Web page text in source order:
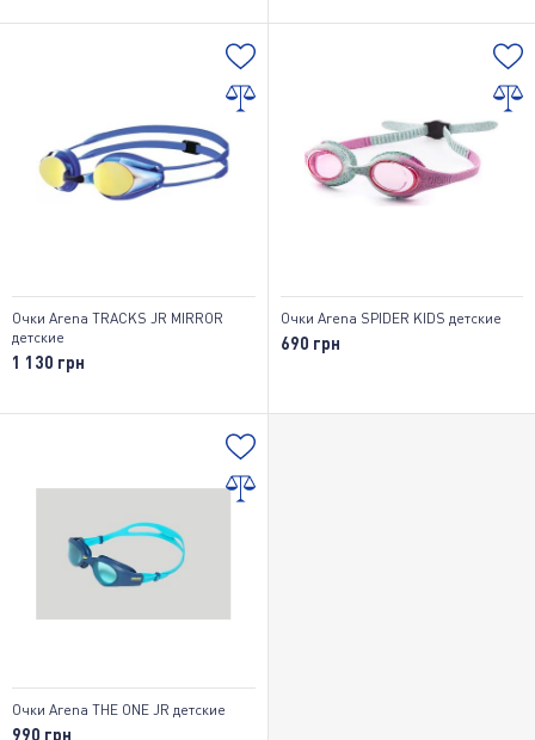
Очки Arena TRACKS JR MIRROR
детские
1 130 грн
Очки Arena SPIDER KIDS детские
690 грн
Очки Arena THE ONE JR детские
990 грн